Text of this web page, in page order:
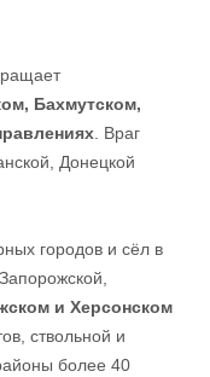
Бахмутском,
. Враг
Донецкой
городов и сёл в
и Херсонском
ствольной и
более 40